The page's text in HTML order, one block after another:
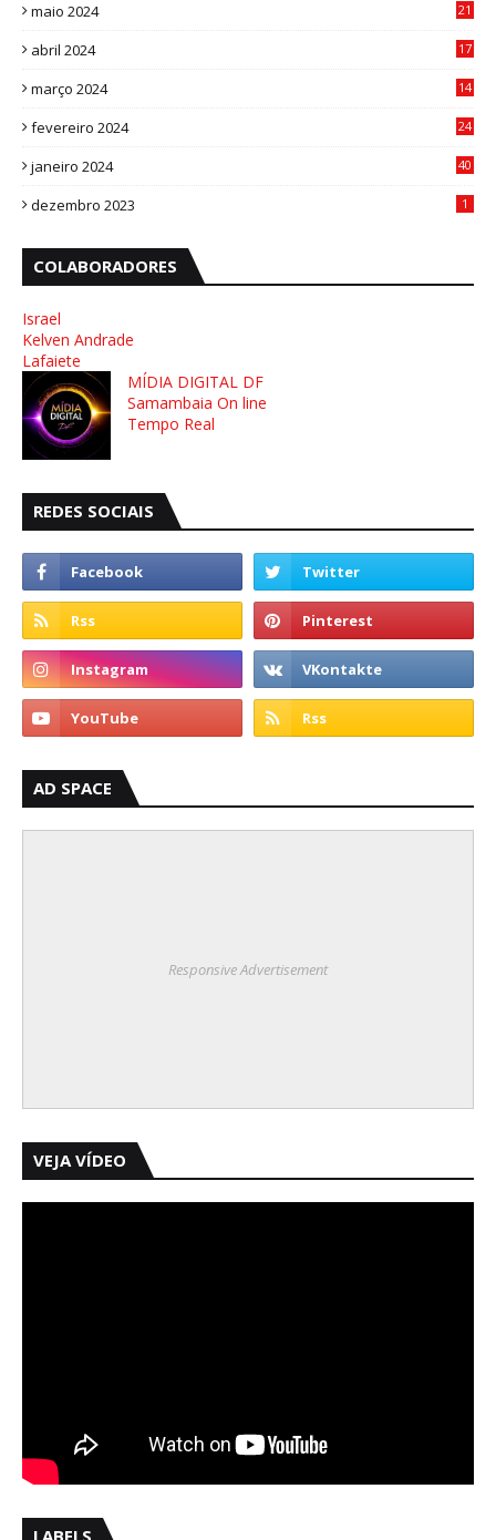
maio 2024
21
abril 2024
17
março 2024
14
fevereiro 2024
24
janeiro 2024
40
dezembro 2023 1
COLABORADORES
Israel
Kelven Andrade
Lafaiete
MÍDIA DIGITAL DF
Samambaia On line
Tempo Real
REDES SOCIAIS
AD SPACE
Responsive Advertisement
VEJA VÍDEO
LABELS